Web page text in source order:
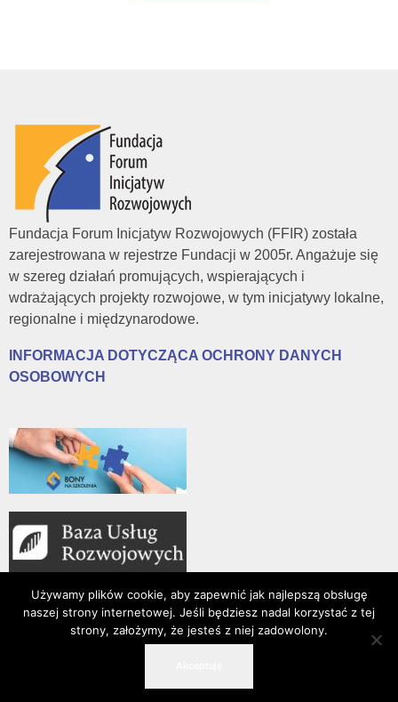
Fundacja Forum Inicjatyw Rozwojowych (FFIR) została
zarejestrowana w rejestrze Fundacji w 2005r. Angażuje się
w szereg działań promujących, wspierających i
wdrażających projekty rozwojowe, w tym inicjatywy lokalne,
regionalne i międzynarodowe.
INFORMACJA DOTYCZĄCA OCHRONY DANYCH
OSOBOWYCH
15-016 Białystok, ul. Złota 2/19
Używamy plików cookie, aby zapewnić jak najlepszą obsługę
naszej strony internetowej. Jeśli będziesz nadal korzystać z tej
strony, założymy, że jesteś z niej zadowolony.